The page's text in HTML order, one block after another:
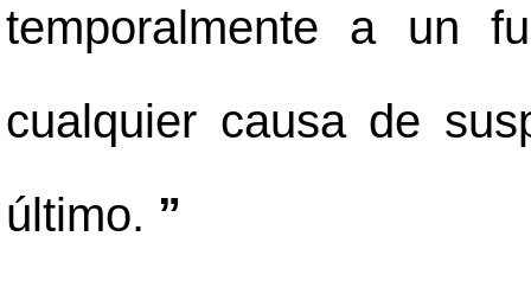
temporalmente a un
cualquier causa de
último. ”